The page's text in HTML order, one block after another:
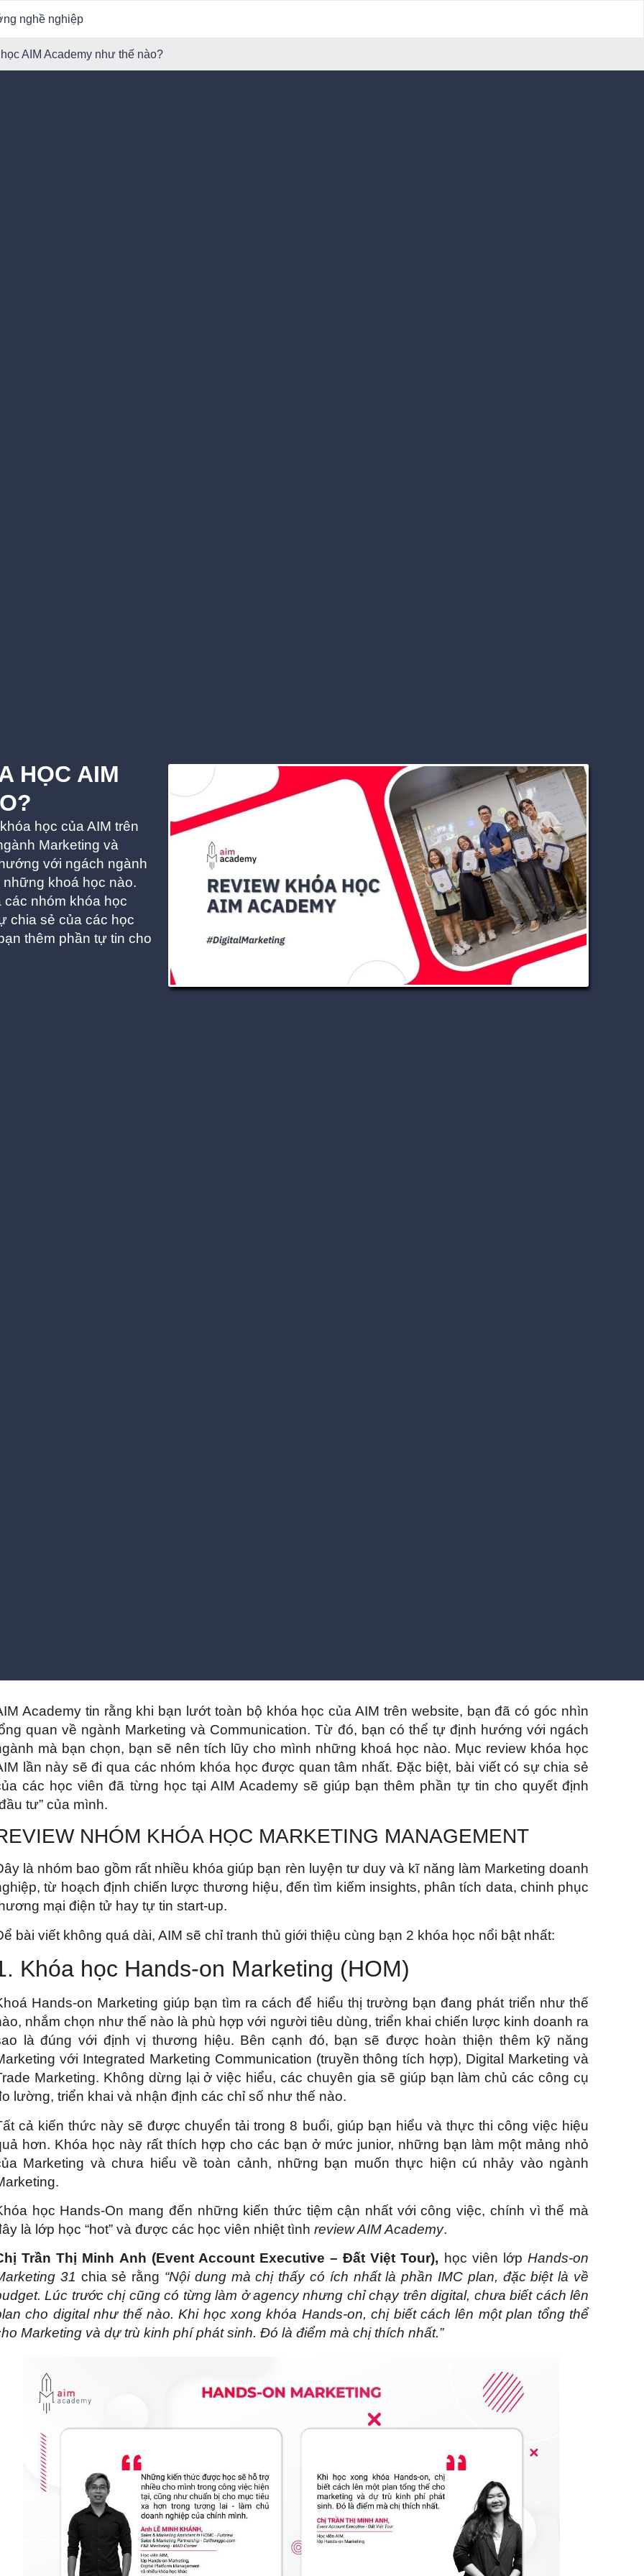
nghề nghiệp
AIM Academy như thế nào?
HỌC AIM
học của AIM trên
Marketing và
với ngách ngành
khoá học nào.
các nhóm khóa học
chia sẻ của các học
thêm phần tự tin cho
Academy tin rằng khi bạn lướt toàn bộ khóa học của AIM trên website, bạn đã có góc nhìn
quan về ngành Marketing và Communication. Từ đó, bạn có thể tự định hướng với ngách
mà bạn chọn, bạn sẽ nên tích lũy cho mình những khoá học nào. Mục review khóa học
lần này sẽ đi qua các nhóm khóa học được quan tâm nhất. Đặc biệt, bài viết có sự chia sẻ
các học viên đã từng học tại AIM Academy sẽ giúp bạn thêm phần tự tin cho quyết định
tư” của mình.
NHÓM KHÓA HỌC MARKETING MANAGEMENT
là nhóm bao gồm rất nhiều khóa giúp bạn rèn luyện tư duy và kĩ năng làm Marketing doanh
từ hoạch định chiến lược thương hiệu, đến tìm kiếm insights, phân tích data, chinh phục
mại điện tử hay tự tin start-up.
bài viết không quá dài, AIM sẽ chỉ tranh thủ giới thiệu cùng bạn 2 khóa học nổi bật nhất:
Khóa học Hands-on Marketing (HOM)
Hands-on Marketing giúp bạn tìm ra cách để hiểu thị trường bạn đang phát triển như thế
nhắm chọn như thế nào là phù hợp với người tiêu dùng, triển khai chiến lược kinh doanh ra
là đúng với định vị thương hiệu. Bên cạnh đó, bạn sẽ được hoàn thiện thêm kỹ năng
với Integrated Marketing Communication (truyền thông tích hợp), Digital Marketing và
Marketing. Không dừng lại ở việc hiểu, các chuyên gia sẽ giúp bạn làm chủ các công cụ
lường, triển khai và nhận định các chỉ số như thế nào.
cả kiến thức này sẽ được chuyển tải trong 8 buổi, giúp bạn hiểu và thực thi công việc hiệu
hơn. Khóa học này rất thích hợp cho các bạn ở mức junior, những bạn làm một mảng nhỏ
Marketing và chưa hiểu về toàn cảnh, những bạn muốn thực hiện cú nhảy vào ngành
học Hands-On mang đến những kiến thức tiệm cận nhất với công việc, chính vì thế mà
là lớp học “hot” và được các học viên nhiệt tình review AIM Academy.
Trần Thị Minh Anh (Event Account Executive – Đất Việt Tour), học viên lớpHands-on
31 chia sẻ rằng “Nội dung mà chị thấy có ích nhất là phần IMC plan, đặc biệt là về
Lúc trước chị cũng có từng làm ở agency nhưng chỉ chạy trên digital, chưa biết cách lên
cho digital như thế nào. Khi học xong khóa Hands-on, chị biết cách lên một plan tổng thể
Marketing và dự trù kinh phí phát sinh. Đó là điểm mà chị thích nhất.”